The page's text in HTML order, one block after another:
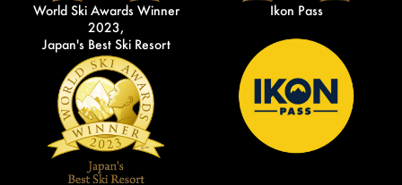
World Ski Awards Winner
2023,
Japan's Best Ski Resort
Ikon Pass